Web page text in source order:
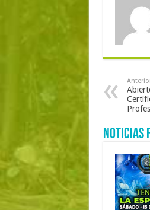
Noticias